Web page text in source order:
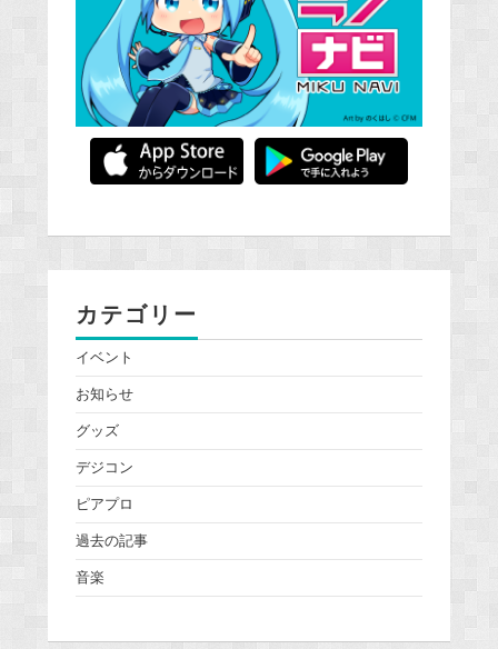
カテゴリー
イベント
お知らせ
グッズ
デジコン
ピアプロ
過去の記事
音楽